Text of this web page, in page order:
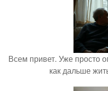
Всем привет. Уже просто
как дальше